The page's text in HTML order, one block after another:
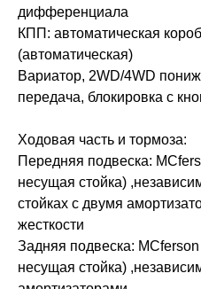
дифференциала
КПП: автоматическая
(автоматическая)
Вариатор, 2WD/4WD
передача, блокировка с
Ходовая часть и тормоза:
Передняя подвеска:
несущая стойка)
стойках с двумя
жесткости
Задняя подвеска:
несущая стойка)